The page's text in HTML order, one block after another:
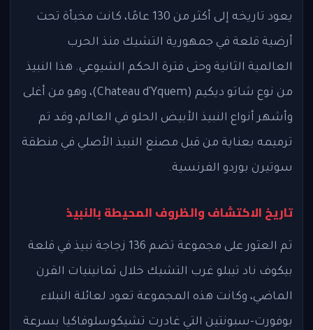
يعود تاريخه إلى أكثر من 130 عامًا، كانت مخبأة تحت
أرضية قلعة في جمهورية التشيك منذ الحرب
العالمية الثانية وحتى فترة الحكم الشيوعي. هذا النبيذ
من نوع شاتو ديكيم (Chateau d'Yquem)، وهو من أغلى
وأشهر أنواع النبيذ الأبيض الحلو في العالم، وقد تم
ترميمه بعناية من قبل مصنع النبيذ الأصلي في منطقة
سوتيرن بوردو الفرنسية.
تاريخ الاكتشاف والظروف المحيطة بالنبيذ
تم العثور على مجموعة تضم 136 زجاجة نبيذ في قلعة
بيكوف ناد تيبلو غرب التشيك خلال ثمانينيات القرن
الماضي، وكانت هذه المجموعة تعود لعائلة النبلاء
بوفورت-سبونتين التي غادرت تشيكوسلوفاكيا بسرعة